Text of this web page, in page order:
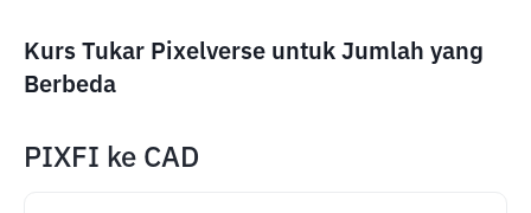
Kurs Tukar Pixelverse untuk Jumlah yang
Berbeda
PIXFI ke CAD